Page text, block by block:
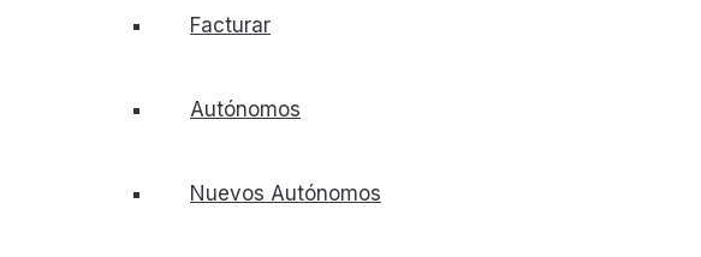
Facturar
Autónomos
Nuevos Autónomos